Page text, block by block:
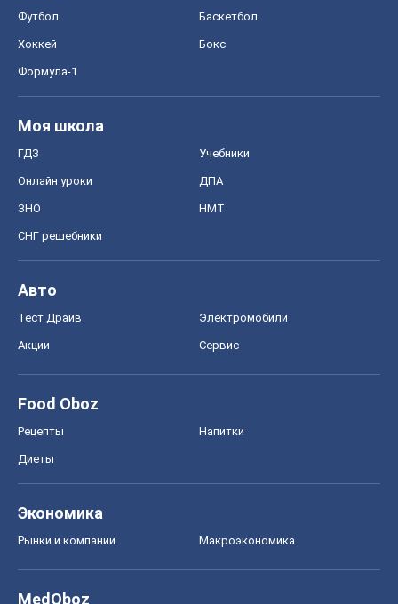
Футбол Баскетбол
Хоккей Бокс
Формула-1
Моя школа
ГДЗ Учебники
Онлайн уроки ДПА
ЗНО НМТ
СНГ решебники
Авто
Тест Драйв Электромобили
Акции Сервис
Food Oboz
Рецепты Напитки
Диеты
Экономика
Рынки и компании Mакроэкономика
MedOboz